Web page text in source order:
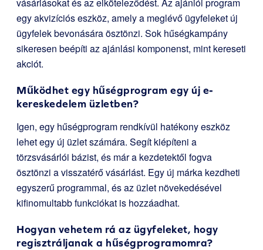
vásárlásokat és az elköteleződést. Az ajánlói program
egy akvizíciós eszköz, amely a meglévő ügyfeleket új
ügyfelek bevonására ösztönzi. Sok hűségkampány
sikeresen beépíti az ajánlási komponenst, mint kereseti
akciót.
Működhet egy hűségprogram egy új e-
kereskedelem üzletben?
Igen, egy hűségprogram rendkívül hatékony eszköz
lehet egy új üzlet számára. Segít kiépíteni a
törzsvásárlói bázist, és már a kezdetektől fogva
ösztönzi a visszatérő vásárlást. Egy új márka kezdheti
egyszerű programmal, és az üzlet növekedésével
kifinomultabb funkciókat is hozzáadhat.
Hogyan vehetem rá az ügyfeleket, hogy
regisztráljanak a hűségprogramomra?